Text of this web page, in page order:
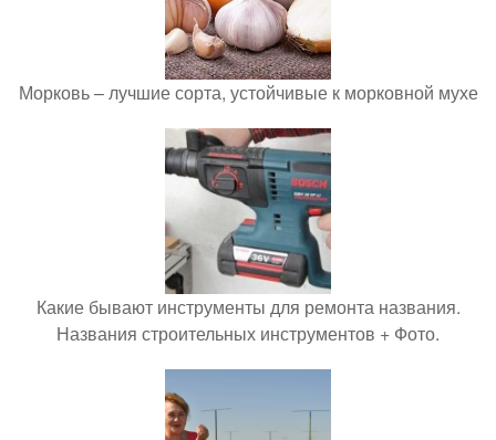
Морковь – лучшие сорта, устойчивые к морковной мухе
Какие бывают инструменты для ремонта названия.
Названия строительных инструментов + Фото.